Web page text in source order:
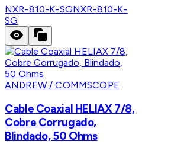
NXR-810-K-SGNXR-810-K-
SG
ANDREW / COMMSCOPE
Cable Coaxial HELIAX 7/8,
Cobre Corrugado,
Blindado, 50 Ohms